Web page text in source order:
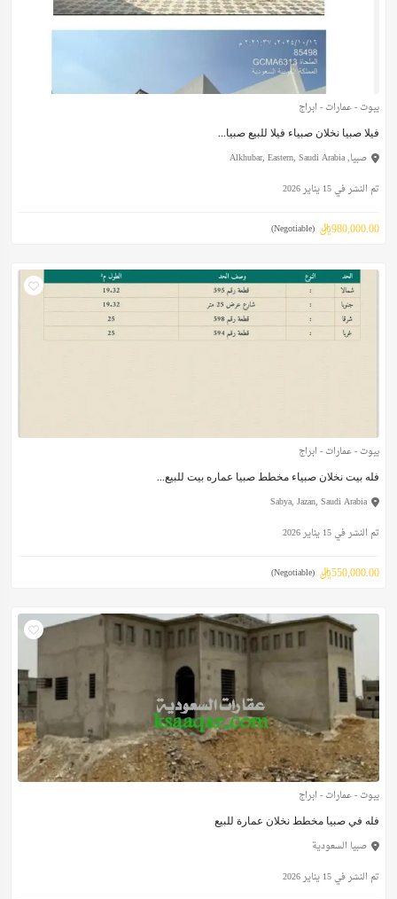
بيوت - عمارات - ابراج
فيلا صبيا نخلان صبياء فيلا للبيع صبيا...
صبيا, Alkhubar, Eastern, Saudi Arabia
تم النشر في 15 يناير 2026
980,000.00ريال (Negotiable)
بيوت - عمارات - ابراج
فله بيت نخلان صبياء مخطط صبيا عماره بيت للبيع...
Sabya, Jazan, Saudi Arabia
تم النشر في 15 يناير 2026
550,000.00ريال (Negotiable)
بيوت - عمارات - ابراج
فله في صبيا مخطط نخلان عمارة للبيع
صبيا السعودية
تم النشر في 15 يناير 2026